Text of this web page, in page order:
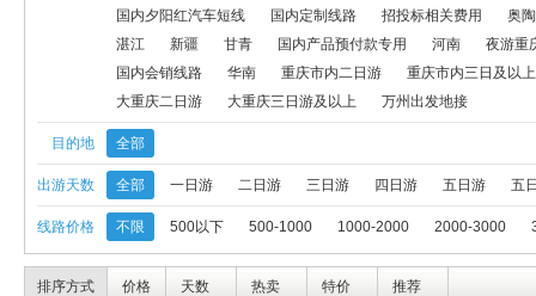
招投标相关费用 奥陶纪一日游 奥陶纪二日及以上游 海陵岛
大重庆三日游及以上 万州出发地接
国内夕阳红汽车短线
国内定制线路 招投标相关费用
奥
湛江
新疆 甘青 国内产品预付款专用 河南
夜游重
国内会销线路
华南 重庆市内二日游
重庆市内三日及以上
大重庆二日游
大重庆三日游及以上 万州出发地接
目的地 全部
出游天数 全部 一日游 二日游 三日游 四日游 五日游 五
线路价格 不限 500以下 500-1000 1000-2000 2000-3000
排序方式 价格 天数 热卖 特价 推荐